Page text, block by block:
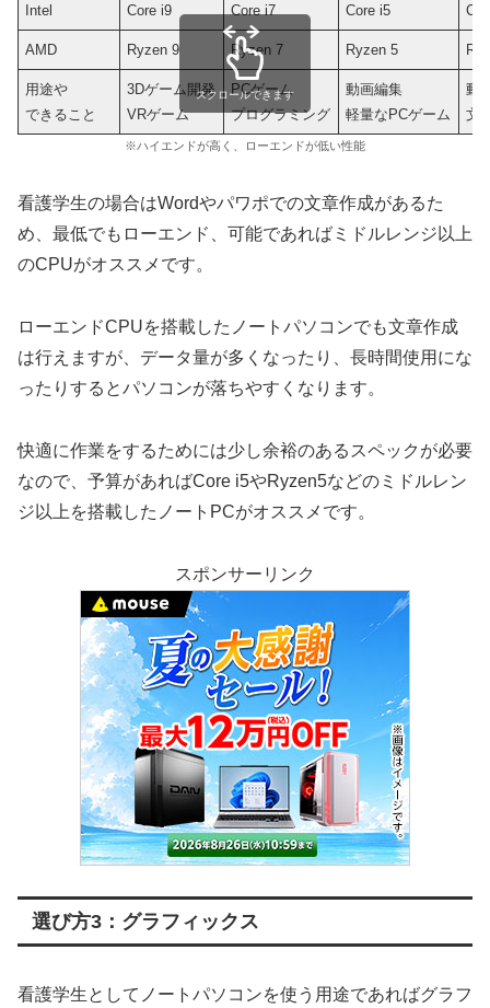
Intel Core i9 Core i7 Core i5
AMD Ryzen 9 Ryzen 7 Ryzen 5
用途や
できること
3Dゲーム開発
VRゲーム
PCゲーム
プログラミング
動画編集
軽量なPCゲーム
動
文
スクロールできます
※ハイエンドが高く、ローエンドが低い性能
看護学生の場合はWordやパワポでの文章作成があるた
め、最低でもローエンド、可能であればミドルレンジ以上
のCPUがオススメです。
ローエンドCPUを搭載したノートパソコンでも文章作成
は行えますが、データ量が多くなったり、長時間使用にな
ったりするとパソコンが落ちやすくなります。
快適に作業をするためには少し余裕のあるスペックが必要
なので、予算があればCore i5やRyzen5などのミドルレン
ジ以上を搭載したノートPCがオススメです。
スポンサーリンク
選び方3：グラフィックス
看護学生としてノートパソコンを使う用途であればグラフ